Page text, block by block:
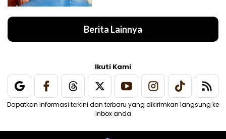
Berita Lainnya
Ikuti Kami
Dapatkan informasi terkini dan terbaru yang dikirimkan langsung ke
Inbox anda